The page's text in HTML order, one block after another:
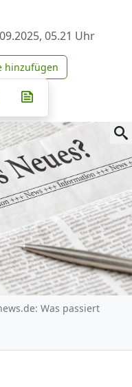
05.21 Uhr
zu Google
hinzufügen
auf Whatsapp
Teilen auf Telegram
teilen
Post auf X
Was passiert